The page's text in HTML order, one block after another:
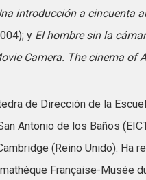
introducción a cincuenta
y El hombre sin la
Camera. The cinema of
de Dirección de la
Antonio de los Baños
(Reino Unido). Ha
Française-Musée